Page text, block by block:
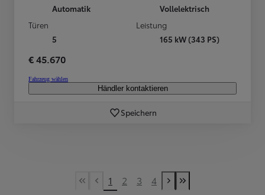
Automatik
Vollelektrisch
Türen
5
Leistung
165 kW (343 PS)
€ 45.670
Fahrzeug wählen
Händler kontaktieren
Speichern
First Page
Vorherige Seite
1 2 3 4
Nächste Seite
Last Page